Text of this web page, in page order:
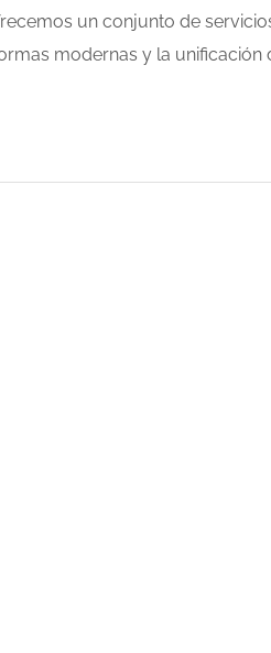
un conjunto de
modernas y la unificación